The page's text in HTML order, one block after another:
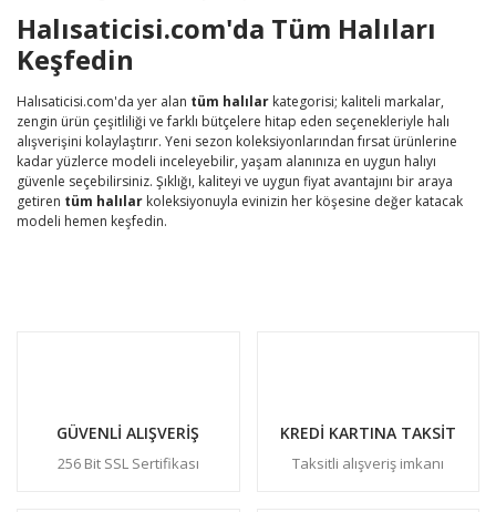
Halısaticisi.com'da Tüm Halıları
Keşfedin
Halısaticisi.com'da yer alan tüm halılar kategorisi; kaliteli markalar,
zengin ürün çeşitliliği ve farklı bütçelere hitap eden seçenekleriyle halı
alışverişini kolaylaştırır. Yeni sezon koleksiyonlarından fırsat ürünlerine
kadar yüzlerce modeli inceleyebilir, yaşam alanınıza en uygun halıyı
güvenle seçebilirsiniz. Şıklığı, kaliteyi ve uygun fiyat avantajını bir araya
getiren tüm halılar koleksiyonuyla evinizin her köşesine değer katacak
modeli hemen keşfedin.
GÜVENLİ ALIŞVERİŞ
256 Bit SSL Sertifikası
KREDİ KARTINA TAKSİT
Taksitli alışveriş imkanı